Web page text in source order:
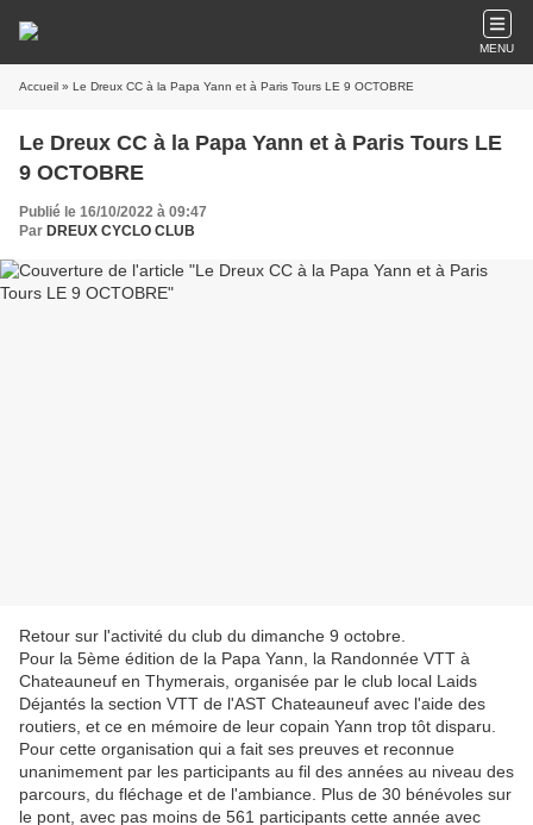
MENU
Accueil » Le Dreux CC à la Papa Yann et à Paris Tours LE 9 OCTOBRE
Le Dreux CC à la Papa Yann et à Paris Tours LE
9 OCTOBRE
Publié le 16/10/2022 à 09:47
Par DREUX CYCLO CLUB
Retour sur l'activité du club du dimanche 9 octobre.
Pour la 5ème édition de la Papa Yann, la Randonnée VTT à
Chateauneuf en Thymerais, organisée par le club local Laids
Déjantés la section VTT de l'AST Chateauneuf avec l'aide des
routiers, et ce en mémoire de leur copain Yann trop tôt disparu.
Pour cette organisation qui a fait ses preuves et reconnue
unanimement par les participants au fil des années au niveau des
parcours, du fléchage et de l'ambiance. Plus de 30 bénévoles sur
le pont, avec pas moins de 561 participants cette année avec